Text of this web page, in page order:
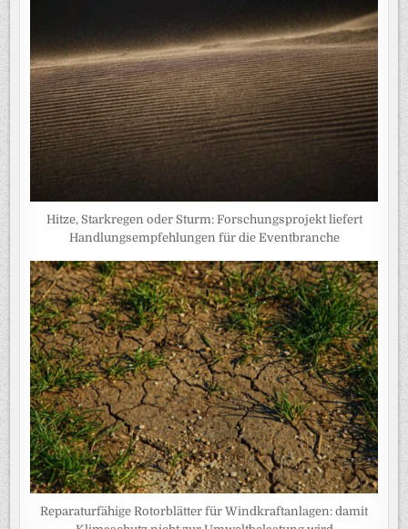
Hitze, Starkregen oder Sturm: Forschungsprojekt liefert
Handlungsempfehlungen für die Eventbranche
Reparaturfähige Rotorblätter für Windkraftanlagen: damit